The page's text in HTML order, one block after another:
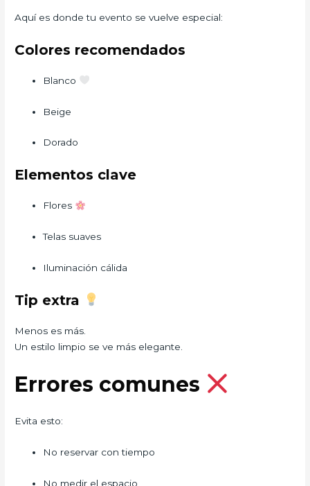
Aquí es donde tu evento se vuelve especial:
Colores recomendados
Blanco
Beige
Dorado
Elementos clave
Flores
Telas suaves
Iluminación cálida
Tip extra
Menos es más.
Un estilo limpio se ve más elegante.
Errores comunes
Evita esto:
No reservar con tiempo
No medir el espacio